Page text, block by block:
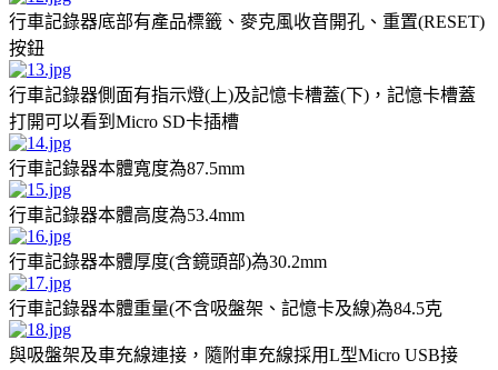
行車記錄器底部有產品標籤、麥克風收音開孔、重置(RESET)
按鈕
行車記錄器側面有指示燈(上)及記憶卡槽蓋(下)，記憶卡槽蓋
打開可以看到Micro SD卡插槽
行車記錄器本體寬度為87.5mm
行車記錄器本體高度為53.4mm
行車記錄器本體厚度(含鏡頭部)為30.2mm
行車記錄器本體重量(不含吸盤架、記憶卡及線)為84.5克
與吸盤架及車充線連接，隨附車充線採用L型Micro USB接